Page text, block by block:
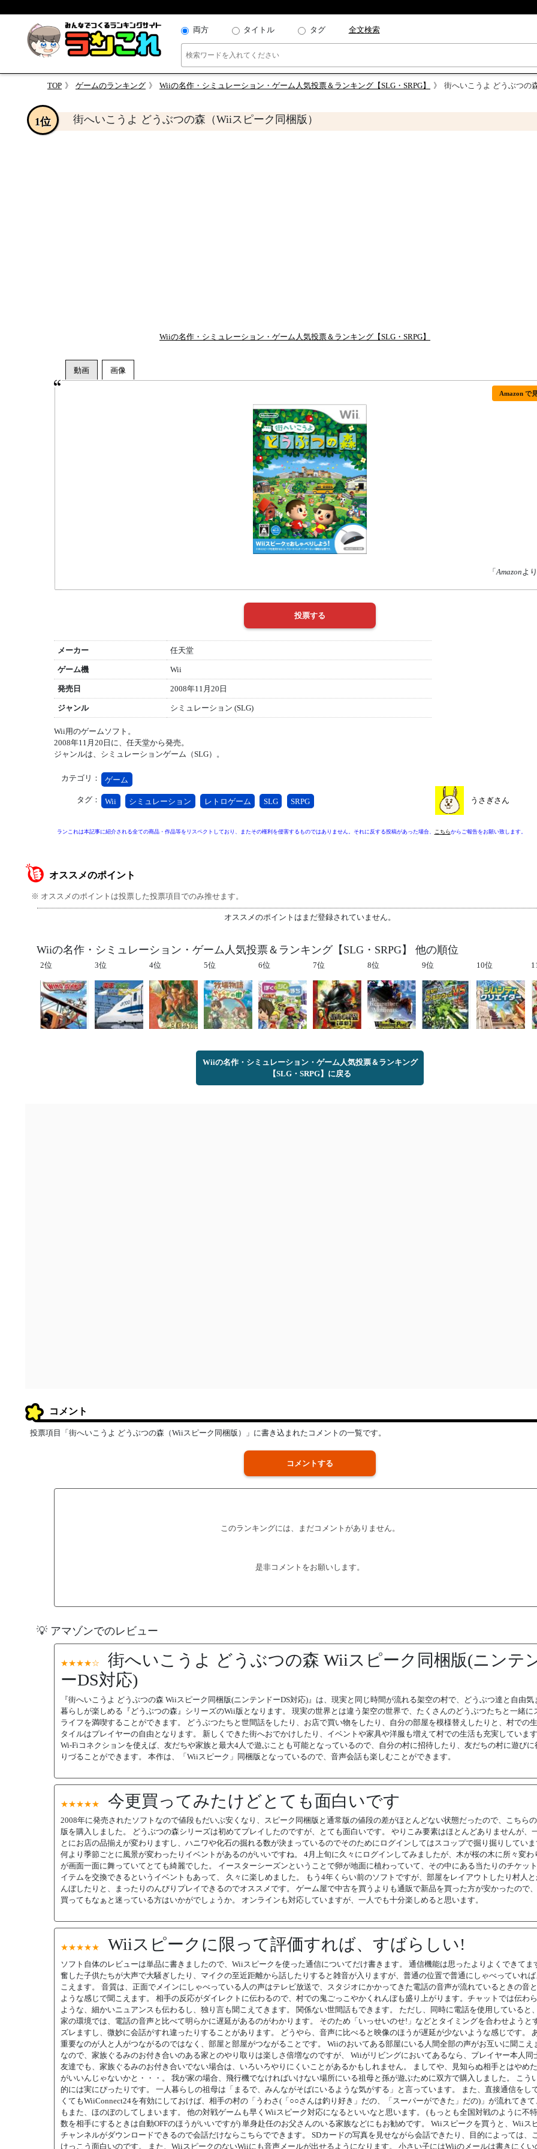
両方 タイトル タグ 全文検索
TOP ゲームのランキング Wiiの名作・シミュレーション・ゲーム人気投票＆ランキング【SLG・SRPG】 街へいこうよ どうぶつの
街へいこうよ どうぶつの森（Wiiスピーク同梱版）
1位
Wiiの名作・シミュレーション・ゲーム人気投票＆ランキング【SLG・SRPG】
Amazon で
「Amazonよ
メーカー 任天堂
ゲーム機 Wii
発売日 2008年11月20日
ジャンル シミュレーション (SLG)
Wii用のゲームソフト。
2008年11月20日に、任天堂から発売。
ジャンルは、シミュレーションゲーム（SLG）。
カテゴリ： ゲーム
タグ： Wii シミュレーション レトロゲーム SLG SRPG うさぎさん
ランこれは本記事に紹介される全ての商品・作品等をリスペクトしており、またその権利を侵害するものではありません。それに反する投稿があった場合、 こちらからご報告をお願い致します。
オススメのポイント
※ オススメのポイントは投票した投票項目でのみ推せます。
オススメのポイントはまだ登録されていません。
Wiiの名作・シミュレーション・ゲーム人気投票＆ランキング【SLG・SRPG】 他の順位
2位 3位 4位 5位 6位 7位 8位 9位 10位
Wiiの名作・シミュレーション・ゲーム人気投票＆ランキング
【SLG・SRPG】に戻る
コメント
投票項目「街へいこうよ どうぶつの森（Wiiスピーク同梱版）」に書き込まれたコメントの一覧です。
コメントする
このランキングには、まだコメントがありません。
是非コメントをお願いします。
💡 アマゾンでのレビュー
★★★★☆
街へいこうよ どうぶつの森 Wiiスピーク同梱版(ニンテ
ーDS対応)
『街へいこうよ どうぶつの森 Wiiスピーク同梱版(ニンテンドーDS対応)』は、現実と同じ時間が流れる架空の村で、どうぶつ達と自由気
暮らしが楽しめる『どうぶつの森』シリーズのWii版となります。 現実の世界とは違う架空の世界で、たくさんのどうぶつたちと一緒に
ライフを満喫することができます。 どうぶつたちと世間話をしたり、お店で買い物をしたり、自分の部屋を模様替えしたりと、村での
タイルはプレイヤーの自由となります。 新しくできた街へおでかけしたり、イベントや家具や洋服も増えて村での生活も充実してい
Wi-Fiコネクションを使えば、友だちや家族と最大4人で遊ぶことも可能となっているので、自分の村に招待したり、友だちの村に遊びに
りづることができます。 本作は、「Wiiスピーク」同梱版となっているので、音声会話も楽しむことができます。
★★★★★ 今更買ってみたけどとても面白いです
2008年に発売されたソフトなので値段もだいぶ安くなり、スピーク同梱版と通常版の値段の差がほとんどない状態だったので、こちら
版を購入しました。 どうぶつの森シリーズは初めてプレイしたのですが、とても面白いです。 やりこみ要素はほとんどありませんが、
とにお店の品揃えが変わりますし、ハニワや化石の掘れる数が決まっているのでそのためにログインしてはスコップで掘り掘りしてい
何より季節ごとに風景が変わったりイベントがあるのがいいですね。 4月上旬に久々にログインしてみましたが、木が桜の木に所々変わ
が画面一面に舞っていてとても綺麗でした。 イースターシーズンということで卵が地面に植わっていて、その中にある当たりのチケッ
イテムを交換できるというイベントもあって、 久々に楽しめました。 もう4年くらい前のソフトですが、部屋をレイアウトしたり村人
んぼしたりと、まったりのんびりプレイできるのでオススメです。 ゲーム屋で中古を買うよりも通販で新品を買った方が安かったので
買ってもなぁと迷っている方はいかがでしょうか。 オンラインも対応していますが、一人でも十分楽しめると思います。
★★★★★ Wiiスピークに限って評価すれば、すばらしい!
ソフト自体のレビューは単品に書きましたので、Wiiスピークを使った通信についてだけ書きます。 通信機能は思ったよりよくできてま
奮した子供たちが大声で大騒ぎしたり、マイクの至近距離から話したりすると雑音が入りますが、普通の位置で普通にしゃべっていれ
こえます。 音質は、正面でメインにしゃべっている人の声はテレビ放送で、スタジオにかかってきた電話の音声が流れているときの音
ような感じで聞こえます。 相手の反応がダイレクトに伝わるので、村での鬼ごっこやかくれんぼも盛り上がります。チャットでは伝わ
ような、細かいニュアンスも伝わるし、独り言も聞こえてきます。 関係ない世間話もできます。 ただし、同時に電話を使用していると
家の環境では、電話の音声と比べて明らかに遅延があるのがわかります。 そのため「いっせいのせ!」などとタイミングを合わせようと
ズレますし、微妙に会話がすれ違ったりすることがあります。 どうやら、音声に比べると映像のほうが遅延が少ないような感じです。
重要なのが人と人がつながるのではなく、部屋と部屋がつながることです。 Wiiのおいてある部屋にいる人間全部の声がお互いに聞こえ
なので、家族ぐるみのお付き合いのある家とのやり取りは楽しさ倍増なのですが、 Wiiがリビングにおいてあるなら、プレイヤー本人同
友達でも、家族ぐるみのお付き合いでない場合は、いろいろやりにくいことがあるかもしれません。 ましてや、見知らぬ相手とはやめ
がいいんじゃないかと・・・。 我が家の場合、飛行機でなければいけない場所にいる祖母と孫が遊ぶために双方で購入しました。 こう
的には実にぴったりです。 一人暮らしの祖母は「まるで、みんながそばにいるような気がする」と言っています。 また、直接通信をし
くてもWiiConnect24を有効にしておけば、相手の村の「うわさ(「○○さんは釣り好き」だの、「スーパーができた」だの)」が流れてきて
もまた、ほのぼのしてしまいます。 他の対戦ゲームも早くWiiスピーク対応になるといいなと思います。 (もっとも全国対戦のように不
数を相手にするときは自動OFFのほうがいいですが) 単身赴任のお父さんのいる家族などにもお勧めです。 Wiiスピークを買うと、Wiiス
チャンネルがダウンロードできるので会話だけならこちらでできます。 SDカードの写真を見せながら会話できたり、目的によっては、
けっこう面白いのです。 また、WiiスピークのないWiiにも音声メールが出せるようになります。 小さい子にはWiiのメールは書きにくい